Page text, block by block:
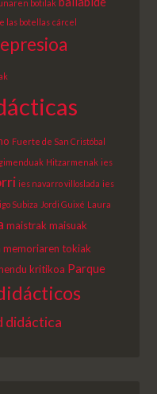
botilak
las botellas cárcel
Fuerte de San Cristóbal
Hitzarmenak ies
ies navarro villoslada ies
Subiza Jordi Guixé Laura
maistrak maisuak
memoriaren tokiak
kritikoa Parque
didáctica